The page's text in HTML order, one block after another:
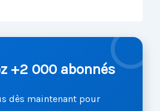
+2 000 abonnés
dès maintenant pour